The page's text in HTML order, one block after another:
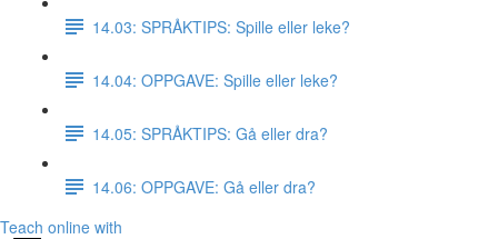
14.03: SPRÅKTIPS: Spille eller leke?
14.04: OPPGAVE: Spille eller leke?
14.05: SPRÅKTIPS: Gå eller dra?
14.06: OPPGAVE: Gå eller dra?
Teach online with